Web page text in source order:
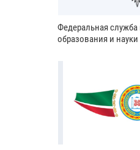
Федеральная
образования и науки